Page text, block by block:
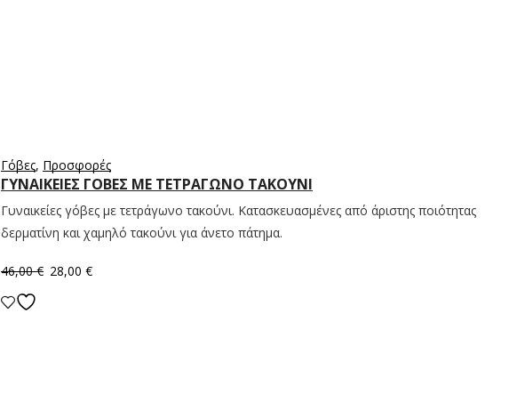
Γόβες, Προσφορές
ΓΥΝΑΙΚΕΊΕΣ ΓΌΒΕΣ ΜΕ ΤΕΤΡΆΓΩΝΟ ΤΑΚΟΎΝΙ
Γυναικείες γόβες με τετράγωνο τακούνι. Κατασκευασμένες από άριστης ποιότητας
δερματίνη και χαμηλό τακούνι για άνετο πάτημα.
46,00€ 28,00 €
Επιλογή